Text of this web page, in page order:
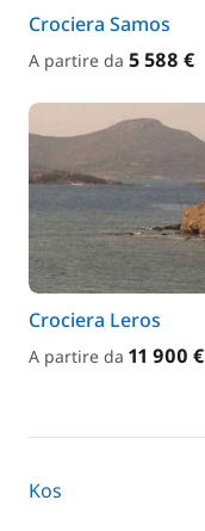
Crociera Samos
A partire da 5 588 €
Crociera Leros
A partire da 11 900 €
Kos